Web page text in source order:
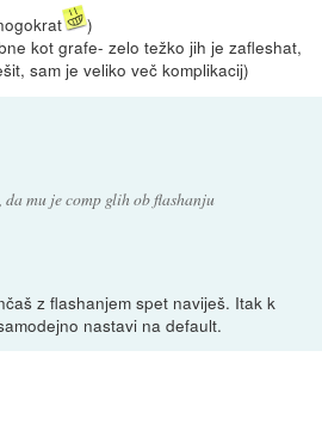
)
kot grafe- zelo težko jih je zafleshat,
sam je veliko več komplikacij)
da mu je comp glih ob flashanju
z flashanjem spet naviješ. Itak k
nastavi na default.